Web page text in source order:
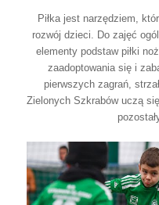
Piłka jest narzędziem,
rozwój dzieci. Do zajęć
elementy podstaw piłki
zaadoptowania się i
pierwszych zagrań,
Zielonych Szkrabów uczą